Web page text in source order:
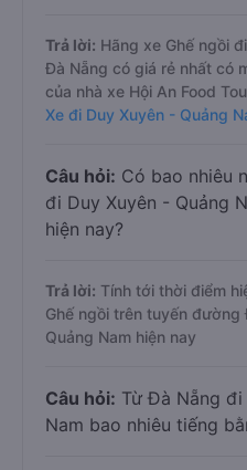
Trả lời: Hãng xe Ghế ngồi
Đà Nẵng có giá rẻ nhất có
của nhà xe Hội An Food
Xe đi Duy Xuyên - Quảng
Câu hỏi: Có bao nhiêu
đi Duy Xuyên - Quảng
hiện nay?
Trả lời: Tính tới thời điểm
Ghế ngồi trên tuyến
Quảng Nam hiện nay
Câu hỏi: Từ Đà Nẵng đi
Nam bao nhiêu tiếng